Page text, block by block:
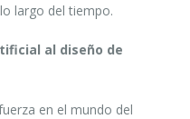
largo del tiempo.
al diseño de
en el mundo del